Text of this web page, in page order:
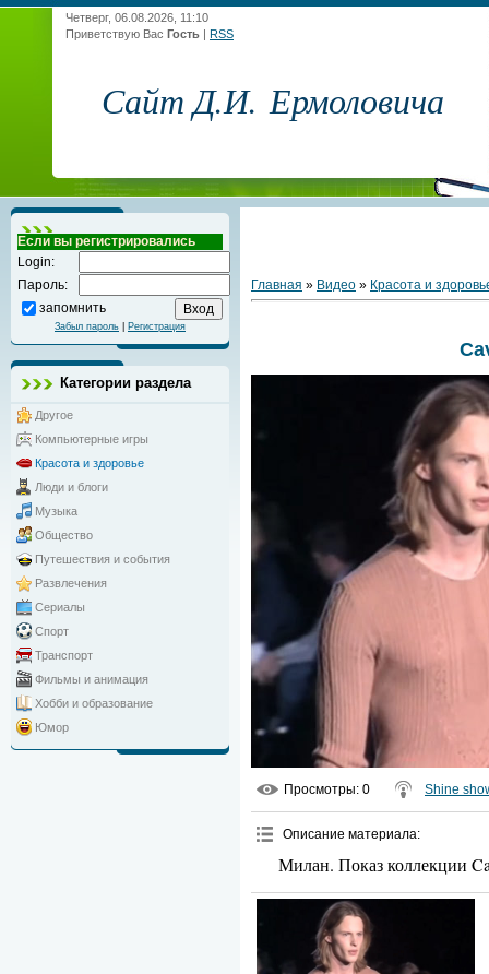
Четверг, 06.08.2026, 11:10
Приветствую Вас Гость | RSS
Сайт Д.И. Ермоловича
Если вы регистрировались
Login:
Пароль:
запомнить
Забыл пароль Регистрация
Категории раздела
Другое
Компьютерные игры
Красота и здоровье
Люди и блоги
Музыка
Общество
Путешествия и события
Развлечения
Сериалы
Спорт
Транспорт
Фильмы и анимация
Хобби и образование
Юмор
Главная » Видео » Красота и
Просмотры: 0 Shine
Описание материала:
Милан. Показ коллекции